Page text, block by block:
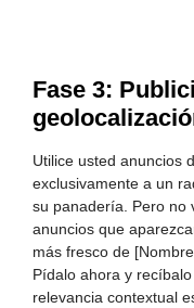
Fase 3:
Utilice usted anuncios
exclusivamente a un
su panadería. Pero no
anuncios que
más fresco de
Pídalo ahora y
relevancia contextual